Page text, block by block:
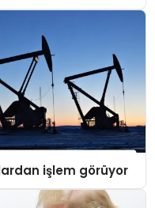
işlem görüyor